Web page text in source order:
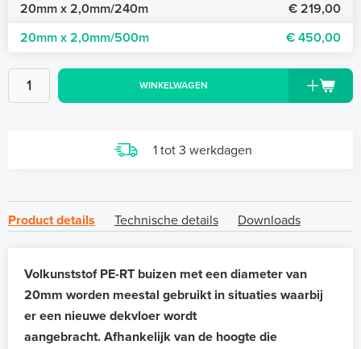
20mm x 2,0mm/240m
€ 219,00
20mm x 2,0mm/500m
€ 450,00
WINKELWAGEN
1 tot 3 werkdagen
Product details Technische details Downloads
Volkunststof PE-RT buizen met een diameter van
20mm worden meestal gebruikt in situaties waarbij
er een nieuwe dekvloer wordt
aangebracht. Afhankelijk van de hoogte die